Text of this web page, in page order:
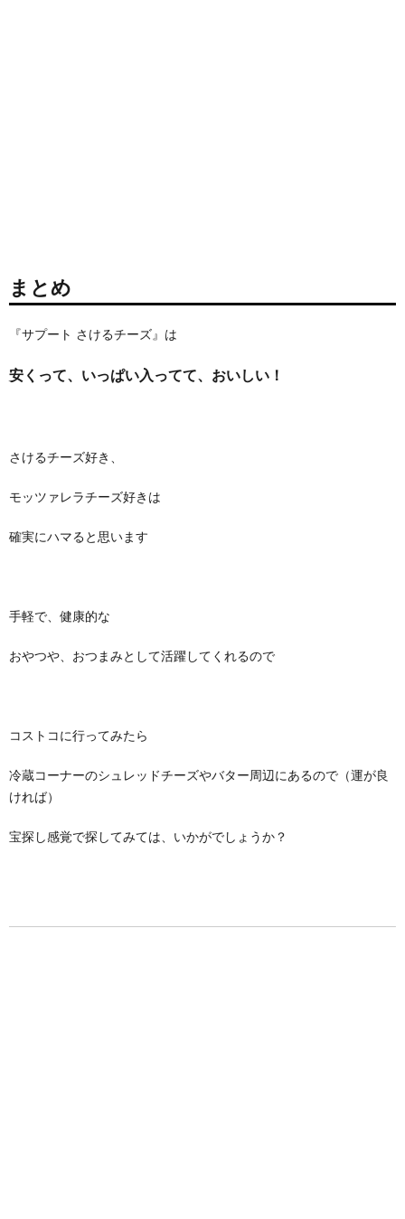
まとめ
『サプート さけるチーズ』は
安くって、いっぱい入ってて、おいしい！
さけるチーズ好き、
モッツァレラチーズ好きは
確実にハマると思います
手軽で、健康的な
おやつや、おつまみとして活躍してくれるので
コストコに行ってみたら
冷蔵コーナーのシュレッドチーズやバター周辺にあるので（運が良
ければ）
宝探し感覚で探してみては、いかがでしょうか？